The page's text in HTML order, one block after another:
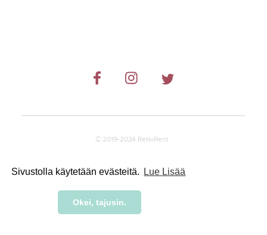
Sivustolla käytetään evästeitä. Lue Lisää
Okei, tajusin.
© 2019-2024 RetkiRent .